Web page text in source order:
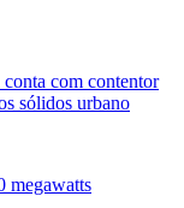
conta com contentor
sólidos urbano
megawatts